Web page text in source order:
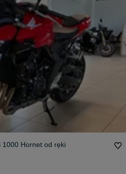
1000 Hornet od ręki